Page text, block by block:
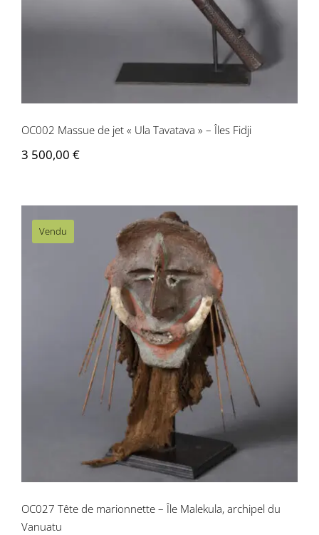
OC002 Massue de jet « Ula Tavatava » – Îles Fidji
3 500,00 €
Vendu
OC027 Tête de marionnette – Île
Malekula, archipel du Vanuatu
OC027 Tête de marionnette – Île Malekula, archipel du
Vanuatu